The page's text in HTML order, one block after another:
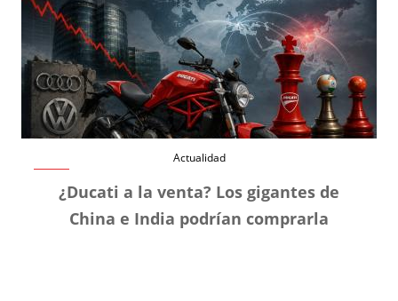
Actualidad
¿Ducati a la venta? Los gigantes de
China e India podrían comprarla